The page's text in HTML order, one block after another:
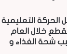
وسببت شلل الحركة التعليمية
خلال العام
شحة الغذاء و